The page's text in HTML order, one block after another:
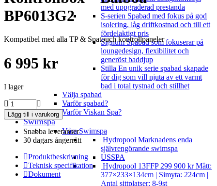
med uppgraderad prestanda
S-serien Spabad med fokus på god
isolering, låg driftkostnad och till ett
fördelaktigt pris
Signum Spabad som fokuserar på
loungedesign, flexibilitet och
generöst baddjup
Stilla En unik serie spabad skapade
för dig som vill njuta av ett varmt
bad i total tystnad och stillhet
Välja spabad
Varför spabad?
Varför Viskan Spa?
Swimspa
Våra Swimspa
Hydropool Marknadens enda
självrengörande swimspa
USSPA
Hydropool 13FFP 299 900 kr Mått:
377×233×134cm | Simyta: 224cm |
Antal sittplatser: 8-9st
BP6013G2
Kompatibel med alla TP & Spatouch kontrollpaneler
6 995 kr
I lager
Kontrollbox
-
Balboa
BP6013G2
mängd
Lägg till i varukorg
Snabba leveranser
30 dagars ångerrätt
Produktbeskrivning
Teknisk specifikation
Dokument